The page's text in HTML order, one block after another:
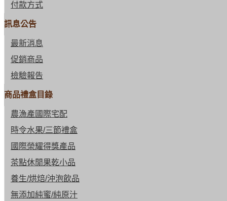
付款方式
訊息公告
最新消息
促銷商品
檢驗報告
商品禮盒目錄
農漁產國際宅配
時令水果/三節禮盒
國際榮耀得獎產品
茶點休閒果乾小品
養生/烘焙/沖泡飲品
無添加純蜜/純原汁